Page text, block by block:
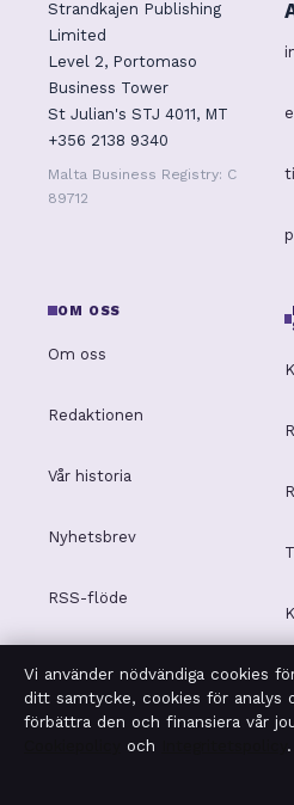
Strandkajen Publishing
Limited
Level 2, Portomaso
Business Tower
St Julian's STJ 4011, MT
+356 2138 9340
Malta Business Registry: C
89712
OM OSS
Om oss
Redaktionen
Vår historia
Nyhetsbrev
RSS-flöde
Vi använder nödvändiga cookies
ditt samtycke, cookies för analys
förbättra den och finansiera vår
och .